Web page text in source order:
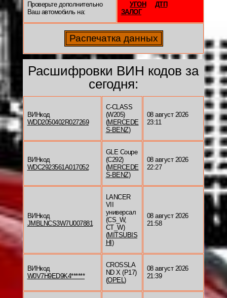
Проверьте дополнительно
Ваш автомобиль на:
УГОН
ДТП
ЗАЛОГ
Расшифровки ВИН кодов за
сегодня:
ВИНкод
WDD2050402R027269
C-CLASS
(W205)
(MERCEDE
S-BENZ)
08 август 2026
23:11
ВИНкод
WDC2923561A017052
GLE Coupe
(C292)
(MERCEDE
S-BENZ)
08 август 2026
22:27
ВИНкод
JMBLNCS3W7U007881
LANCER
VII
универсал
(CS_W,
CT_W)
(MITSUBIS
HI )
08 август 2026
21:58
ВИНкод
W0V7H9ED9K4******
CROSSLA
ND X (P17)
(OPEL)
08 август 2026
21:39